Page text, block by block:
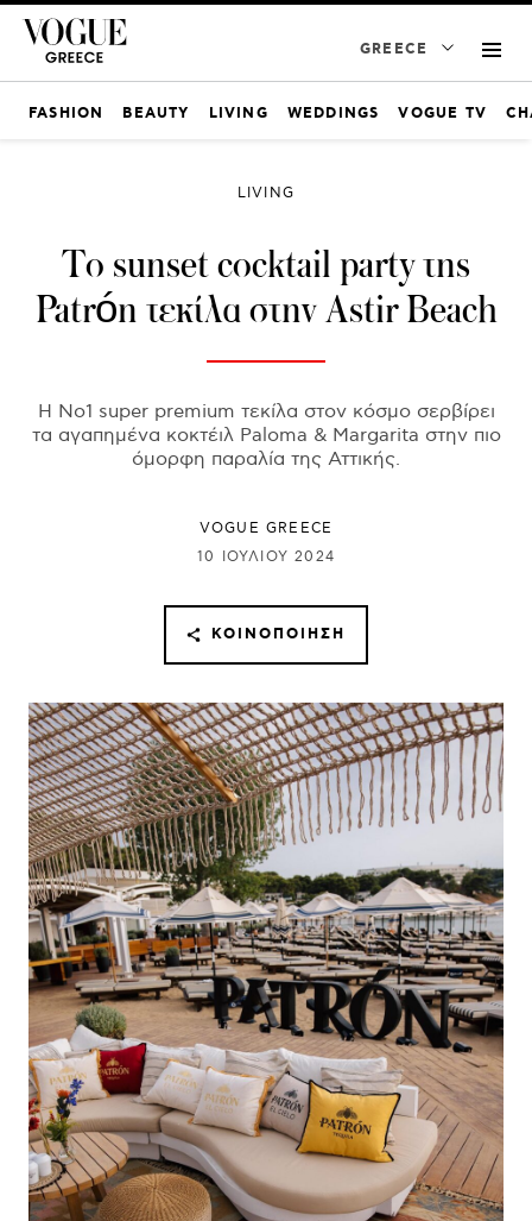
GREECE
FASHION BEAUTY LIVING WEDDINGS VOGUE TV
LIVING
Το sunset cocktail party της
Patrón τεκίλα στην Astir Beach
Η No1 super premium τεκίλα στον κόσμο σερβίρει
τα αγαπημένα κοκτέιλ Paloma & Margarita στην πιο
όμορφη παραλία της Αττικής.
VOGUE GREECE
10 ΙΟΥΛΊΟΥ 2024
ΚΟΙΝΟΠΟΊΗΣΗ